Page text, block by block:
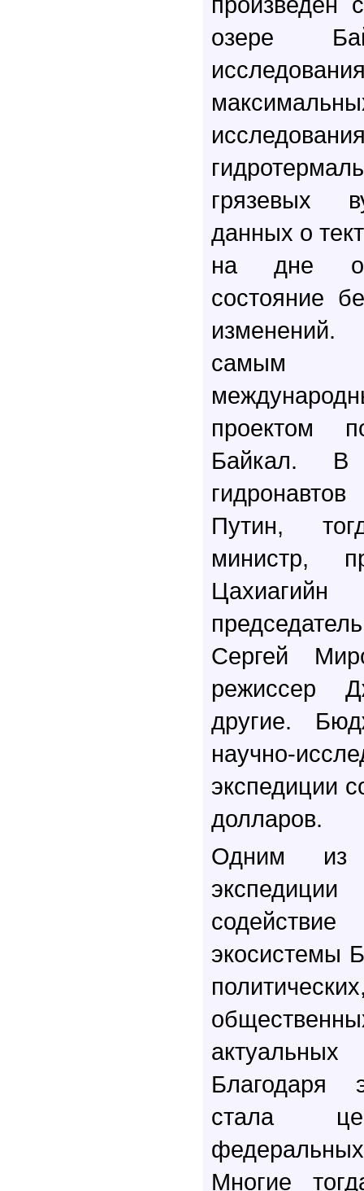
озере
грязевых
данных о
на дне
состояние
самым
проектом
Байкал. В
Путин,
министр,
Сергей
режиссер
другие.
научно-
экспедиции
долларов.
Одним из
экосистемы
Благодаря
стала
Многие